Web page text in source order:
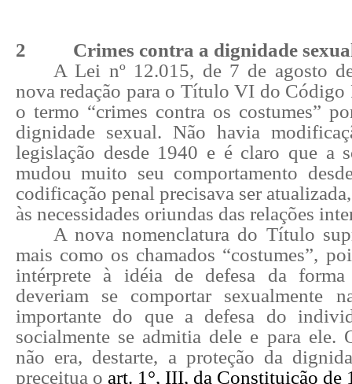
2
Crimes contra a dignidade
A Lei nº 12.015, de 7 de agosto
nova redação para o Título VI do Código
o termo “crimes contra os costumes”
dignidade sexual. Não havia
legislação desde 1940 e é claro que a
mudou muito seu comportamento
codificação penal precisava ser
às necessidades oriundas das relações
A nova nomenclatura do Título
mais como os chamados “costumes”,
intérprete à idéia de defesa da forma
deveriam se comportar sexualmente
importante do que a defesa do
socialmente se admitia dele e para ele.
não era, destarte, a proteção da
preceitua o art. 1°, III, da Constituição de